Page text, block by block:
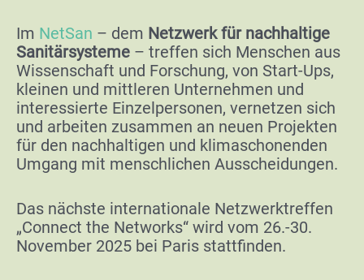
Im NetSan – dem Netzwerk für nachhaltige
Sanitärsysteme – treffen sich Menschen aus
Wissenschaft und Forschung, von Start-Ups,
kleinen und mittleren Unternehmen und
interessierte Einzelpersonen, vernetzen sich
und arbeiten zusammen an neuen Projekten
für den nachhaltigen und klimaschonenden
Umgang mit menschlichen Ausscheidungen.
Das nächste internationale Netzwerktreffen
„Connect the Networks“ wird vom 26.-30.
November 2025 bei Paris stattfinden.